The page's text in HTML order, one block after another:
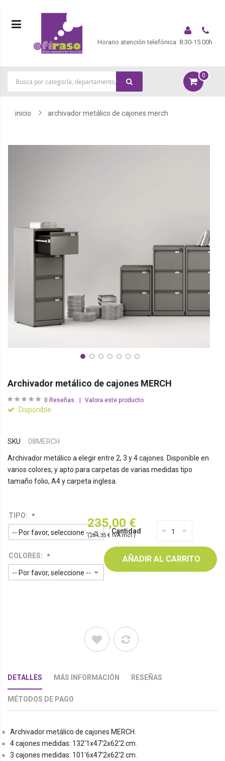
Horario atención telefónica: 8:30-15:00h
0
inicio archivador metálico de cajones merch
Archivador metálico de cajones MERCH
0 Reseñas Valora este producto
Disponible
SKU 08MERCH
Archivador metálico a elegir entre 2, 3 y 4 cajones. Disponible en
varios colores, y apto para carpetas de varias medidas tipo
tamaño folio, A4 y carpeta inglesa.
TIPO:
COLORES:
Cantidad
AÑADIR AL CARRITO
235,00 €
(284,35 € IVA Incl.)
DETALLES MÁS INFORMACIÓN RESEÑAS
MÉTODOS DE PAGO
Archivador metálico de cajones MERCH.
4 cajones medidas: 132'1x47'2x62'2 cm.
3 cajones medidas: 101'6x47'2x62'2 cm.